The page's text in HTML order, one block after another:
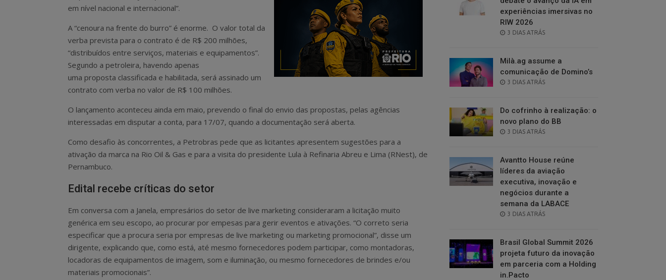
em nível nacional e internacional”.
A “cenoura na frente do burro” é enorme. O valor total da
verba prevista para o contrato é de R$ 200 milhões,
“distribuídos entre serviços, materiais e equipamentos”.
Segundo a petroleira, havendo apenas
uma proposta classificada e habilitada, será assinado um
contrato com verba no valor de R$ 100 milhões.
O lançamento aconteceu ainda em maio, prevendo o final do envio das propostas, pelas agências
interessadas em disputar a conta, para 17/07, quando a documentação será aberta.
Como desafio às concorrentes, a Petrobras pede que as licitantes apresentem sugestões para a
ativação da marca na Rio Oil & Gas e para a visita do presidente Lula à Refinaria Abreu e Lima (RNest), de
Pernambuco.
Edital recebe críticas do setor
Em conversa com a Janela, empresários do setor de live marketing consideraram a licitação muito
genérica em seu escopo, ao procurar por empesas para gerir eventos e ativações. “O correto seria
especificar que a procura seria por empresas de live marketing ou marketing promocional”, disse um
dirigente, explicando que, como está, até mesmo fornecedores podem participar, como montadoras,
locadoras de equipamentos de imagem, som e iluminação, ou mesmo fornecedores de brindes e/ou
materiais promocionais”.
experiências imersivas no
RIW 2026
POSTED
3 DIAS ATRÁS
Milà.ag assume a
comunicação de Domino’s
POSTED
3 DIAS ATRÁS
Do cofrinho à realização: o
novo plano do BB
POSTED
3 DIAS ATRÁS
Avantto House reúne
líderes da aviação
executiva, inovação e
negócios durante a
semana da LABACE
POSTED
3 DIAS ATRÁS
Brasil Global Summit 2026
projeta futuro da inovação
em parceria com a Holding
in.Pacto